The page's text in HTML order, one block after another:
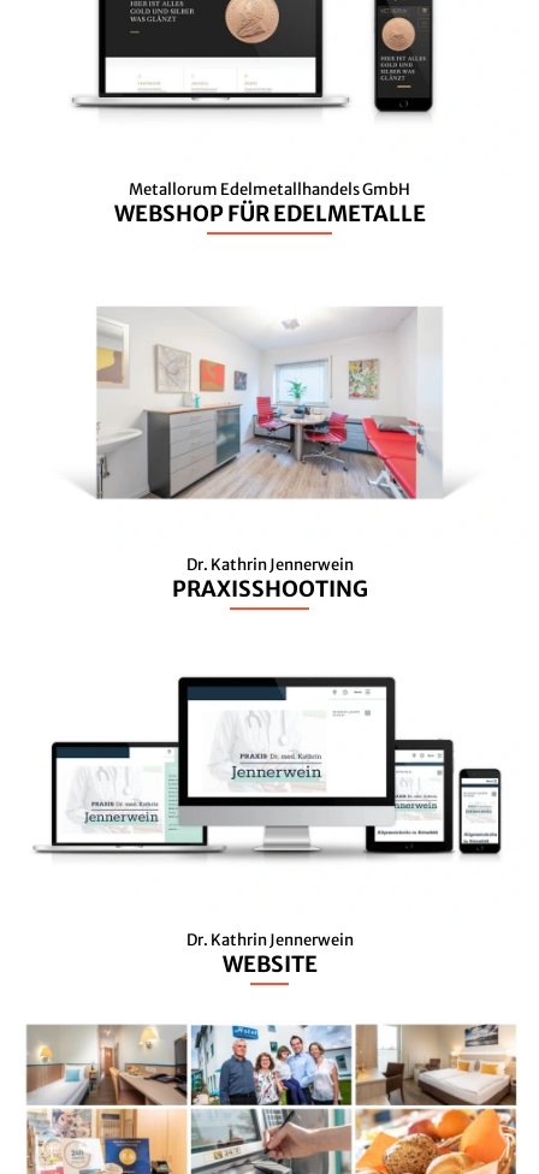
Metallorum Edelmetallhandels GmbH
WEBSHOP FÜR EDELMETALLE
Dr. Kathrin Jennerwein
PRAXISSHOOTING
Dr. Kathrin Jennerwein
WEBSITE